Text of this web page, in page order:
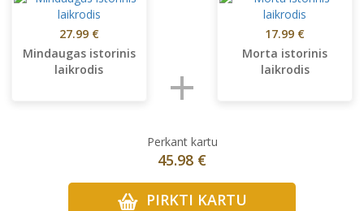
27.99 €
Mindaugas istorinis
laikrodis
+
17.99 €
Morta istorinis
laikrodis
Perkant kartu
45.98 €
PIRKTI KARTU